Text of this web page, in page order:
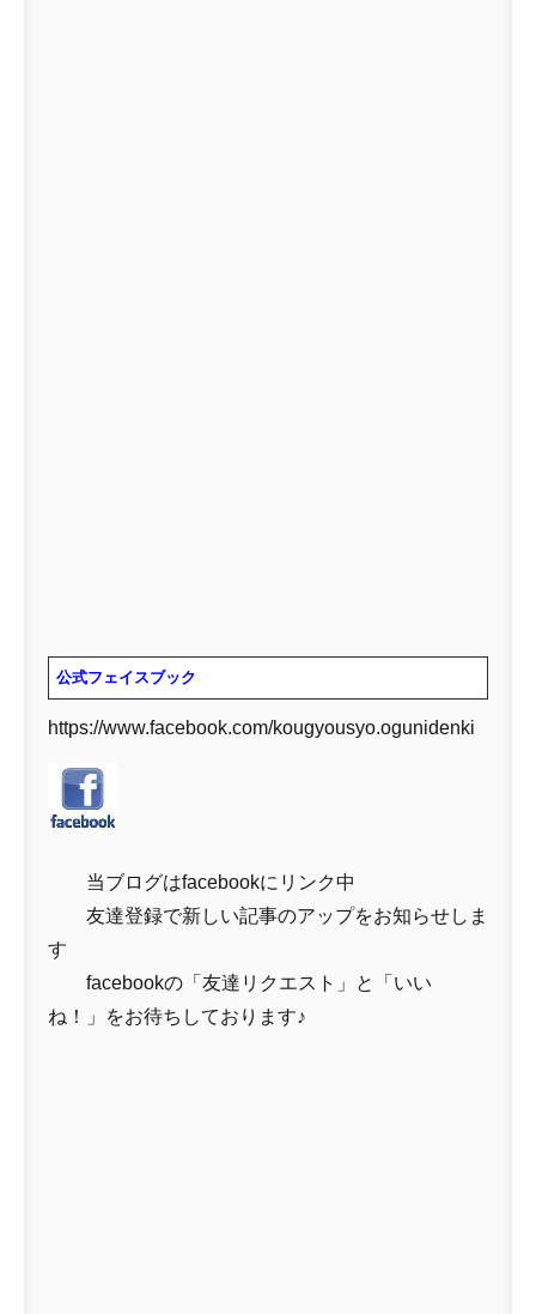
公式フェイスブック
https://www.facebook.com/kougyousyo.ogunidenki
当ブログはfacebookにリンク中
友達登録で新しい記事のアップをお知らせしま
す
facebookの「友達リクエスト」と「いい
ね！」をお待ちしております♪